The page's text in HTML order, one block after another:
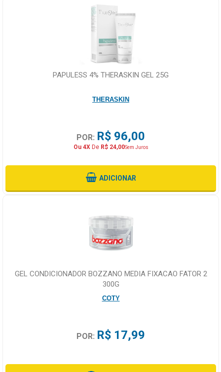
PAPULESS 4% THERASKIN GEL 25G
THERASKIN
POR: R$ 96,00
Ou 4XDe R$ 24,00Sem Juros
ADICIONAR
GEL CONDICIONADOR BOZZANO MEDIA FIXACAO FATOR 2
300G
COTY
POR: R$ 17,99